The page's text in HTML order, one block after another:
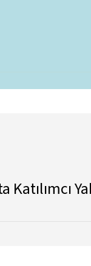
Katılımcı